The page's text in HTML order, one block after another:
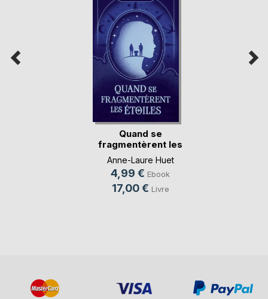
Quand se
fragmentèrent les
étoiles
Anne-Laure Huet
4,99 € Ebook
17,00 € Livre